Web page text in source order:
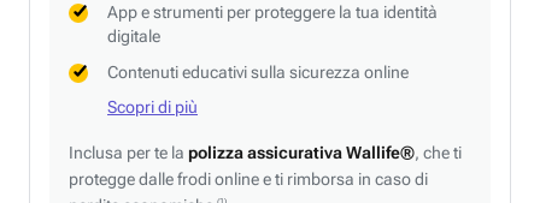
App e strumenti per proteggere la tua identità
digitale
Contenuti educativi sulla sicurezza online
Scopri di più
Inclusa per te la polizza assicurativa Wallife®, che ti
protegge dalle frodi online e ti rimborsa in caso di